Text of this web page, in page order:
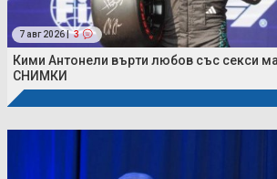
7 авг 2026 | 3
Кими Антонели върти любов със секси
СНИМКИ